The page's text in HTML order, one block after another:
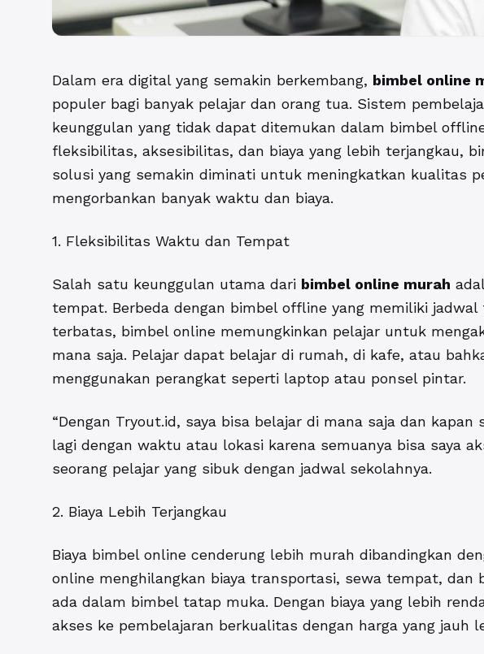
Dalam era digital yang semakin berkembang, bimbel online
populer bagi banyak pelajar dan orang tua. Sistem
keunggulan yang tidak dapat ditemukan dalam bimbel
fleksibilitas, aksesibilitas, dan biaya yang lebih terjangkau,
solusi yang semakin diminati untuk meningkatkan kualitas
mengorbankan banyak waktu dan biaya.
1. Fleksibilitas Waktu dan Tempat
Salah satu keunggulan utama dari bimbel online murah
tempat. Berbeda dengan bimbel offline yang memiliki
terbatas, bimbel online memungkinkan pelajar untuk
mana saja. Pelajar dapat belajar di rumah, di kafe, atau
menggunakan perangkat seperti laptop atau ponsel pintar.
“Dengan Tryout.id, saya bisa belajar di mana saja dan
lagi dengan waktu atau lokasi karena semuanya bisa saya
seorang pelajar yang sibuk dengan jadwal sekolahnya.
2. Biaya Lebih Terjangkau
Biaya bimbel online cenderung lebih murah dibandingkan
online menghilangkan biaya transportasi, sewa tempat, dan
ada dalam bimbel tatap muka. Dengan biaya yang lebih
akses ke pembelajaran berkualitas dengan harga yang jauh